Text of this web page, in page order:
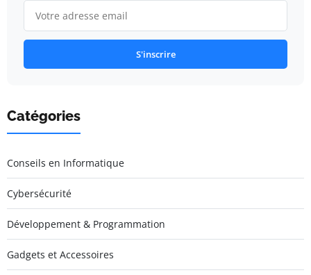
S'inscrire
Catégories
Conseils en Informatique
Cybersécurité
Développement & Programmation
Gadgets et Accessoires